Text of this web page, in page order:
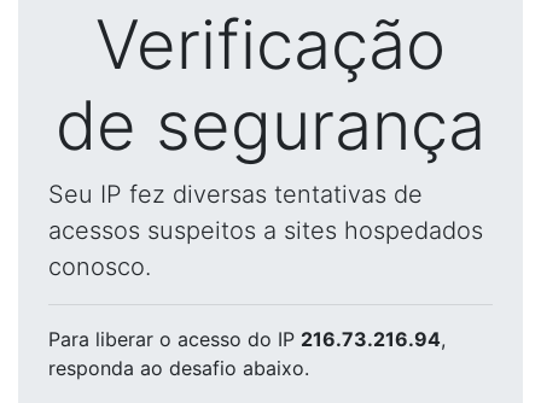
Verificação
de segurança
Seu IP fez diversas tentativas de
acessos suspeitos a sites hospedados
conosco.
Para liberar o acesso do IP 216.73.216.94,
responda ao desafio abaixo.